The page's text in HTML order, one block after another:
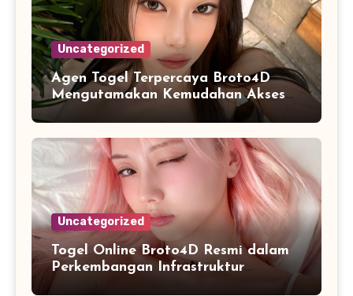
Uncategorized
Agen Togel Terpercaya Broto4D
Mengutamakan Kemudahan Akses
dan Penyajian Data
Uncategorized
Togel Online Broto4D Resmi dalam
Perkembangan Infrastruktur